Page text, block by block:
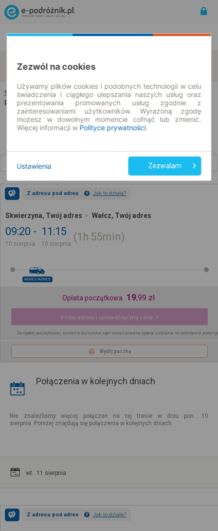
10.08.2026 | -- : --
Skwierzyna → Wałcz
Rozkład jazdy i bilety
Z adresu pod adres Jak to działa?
Skwierzyna, Twój adres Wałcz, Twój adres
09:20
10 sierpnia
11:15
10 sierpnia
1h 55min
ADRES-ADRES
Opłata początkowa 19,99 zł
Podaj adresy i sprawdź łączną cenę
Do opłaty początkowej zostanie doliczona spersonalizowana opłata ustalana na podstawie
Wyślij paczkę
Połączenia w kolejnych dniach
Nie znaleźliśmy więcej połączeń na tej trasie w dniu pon.. 10
sierpnia. Poniżej znajdują się połączenia w kolejnych dniach
wt.. 11 sierpnia
Z adresu pod adres Jak to działa?
Zezwól na cookies
Używamy plików cookies i podobnych technologii w celu
świadczenia i ciągłego ulepszania naszych usług oraz
prezentowania promowanych usług zgodnie z
zainteresowaniami użytkowników. Wyrażoną zgodę
możesz w dowolnym momencie cofnąć lub zmienić.
Więcej informacji w Polityce prywatności.
Ustawienia Zezwalam